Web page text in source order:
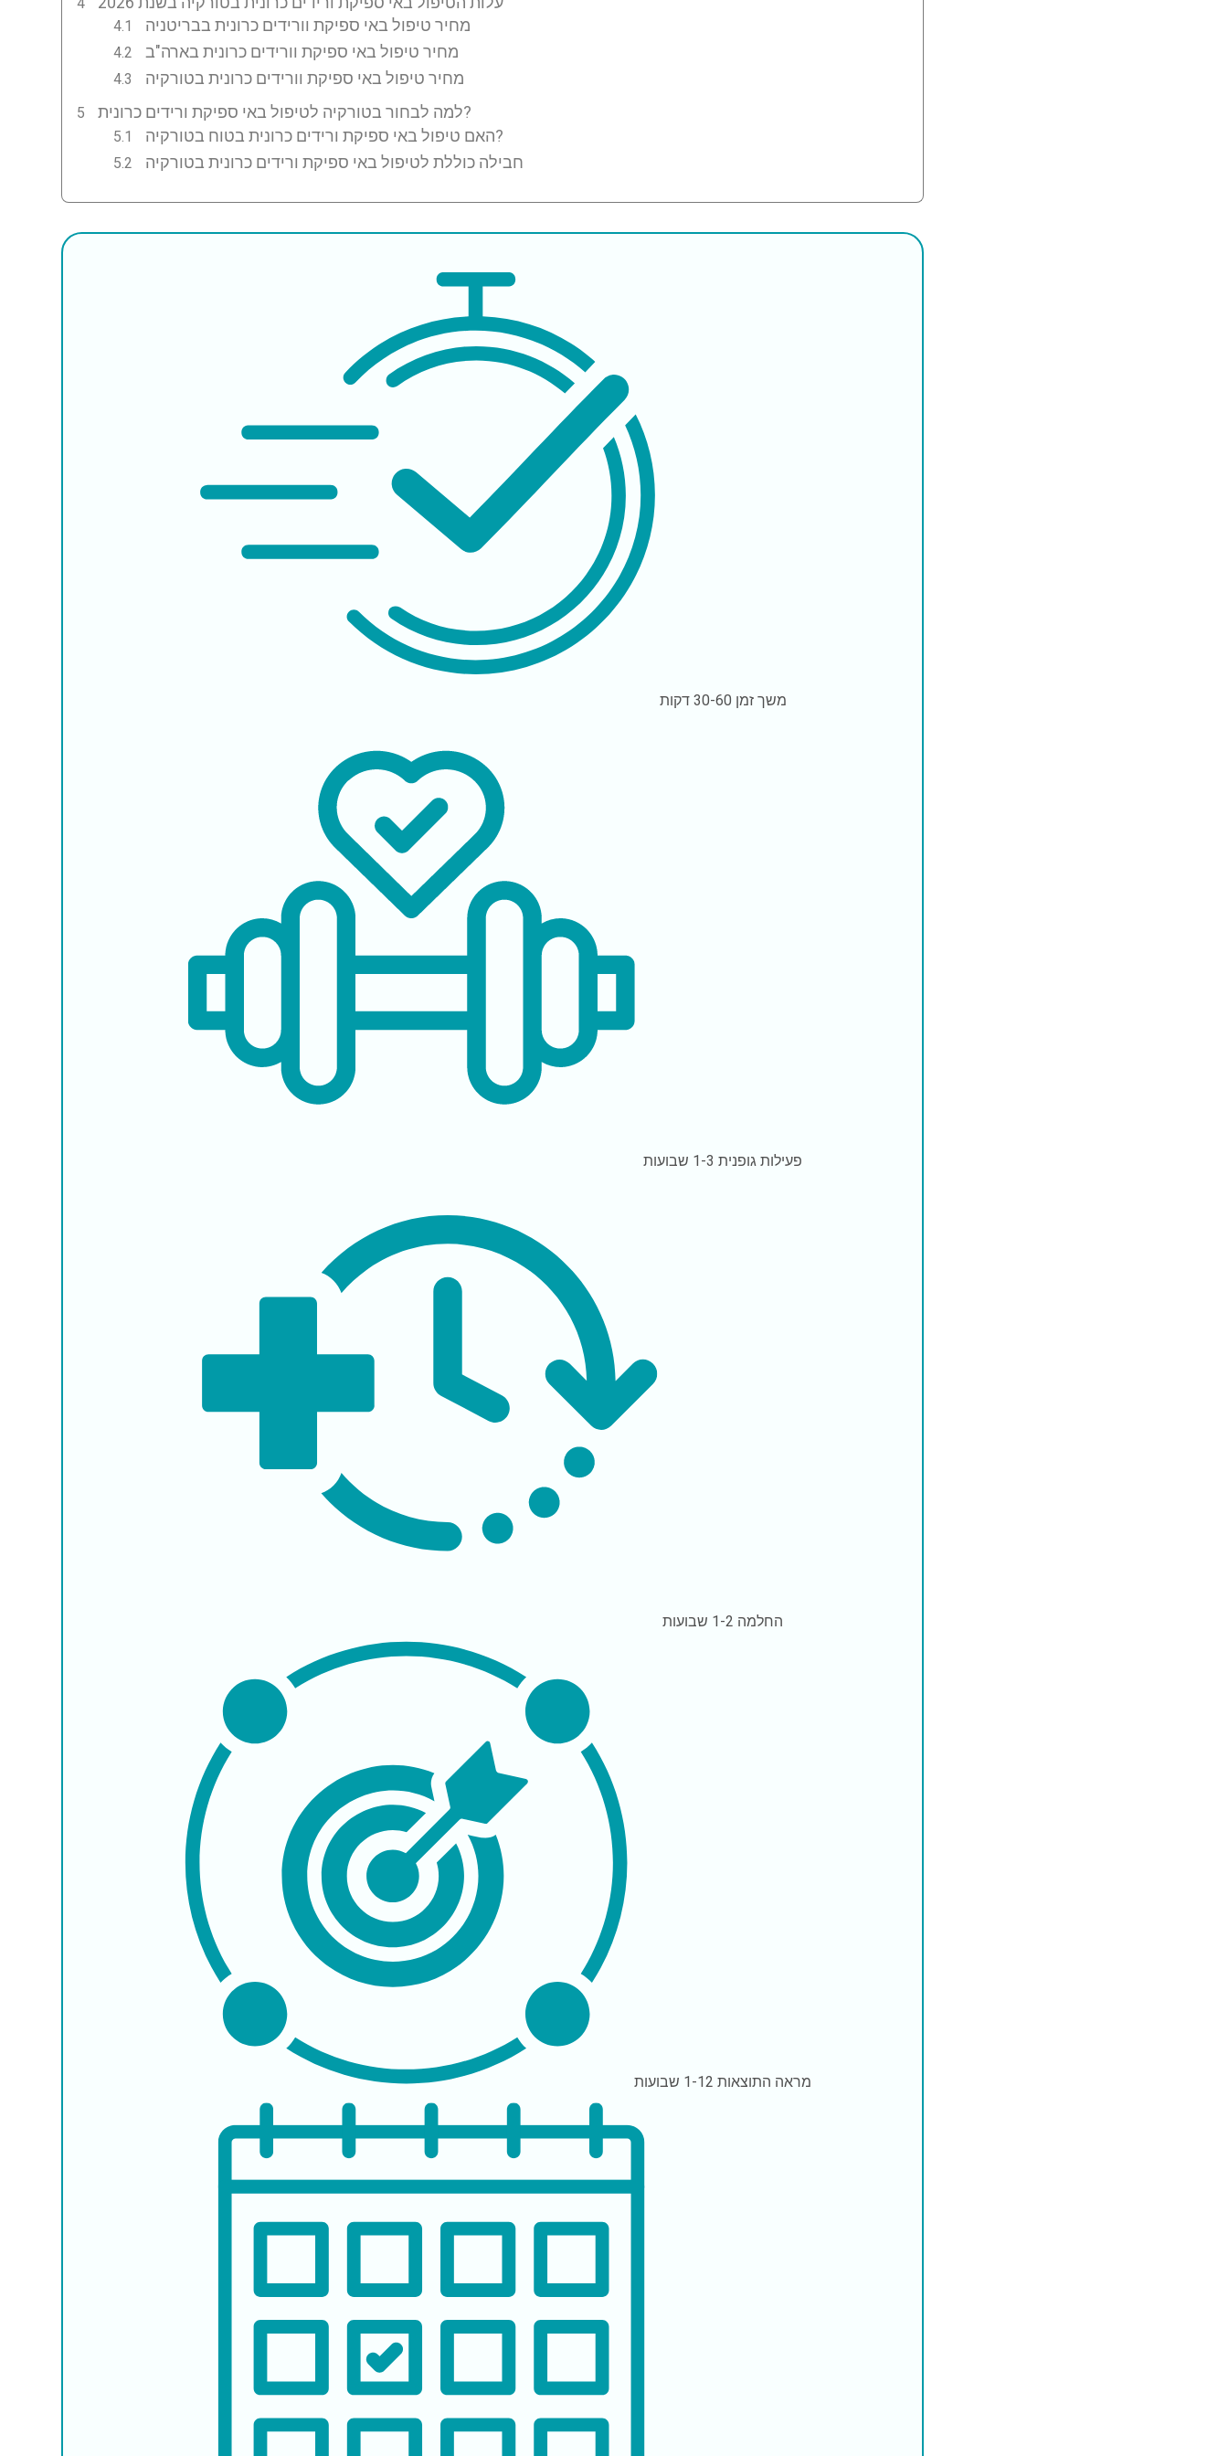
מחיר טיפול באי ספיקת וורידים כרונית בבריטניה
מחיר טיפול באי ספיקת וורידים כרונית בארה"ב
מחיר טיפול באי ספיקת וורידים כרונית בטורקיה
למה לבחור בטורקיה לטיפול באי ספיקת ורידים כרונית?
האם טיפול באי ספיקת ורידים כרונית בטוח בטורקיה?
חבילה כוללת לטיפול באי ספיקת ורידים כרונית בטורקיה
משך זמן 30-60 דקות
פעילות גופנית 1-3 שבועות
החלמה 1-2 שבועות
מראה התוצאות 1-12 שבועות